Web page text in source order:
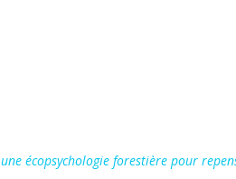
une écopsychologie forestière pour